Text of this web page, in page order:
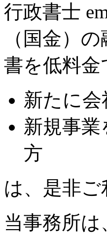
行政書士
（国金）
書を低料
新たに
新規事
方
は、是非
当事務所